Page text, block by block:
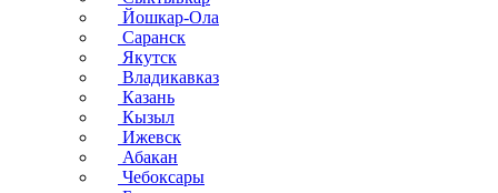
Йошкар-Ола
Саранск
Якутск
Владикавказ
Казань
Кызыл
Ижевск
Абакан
Чебоксары